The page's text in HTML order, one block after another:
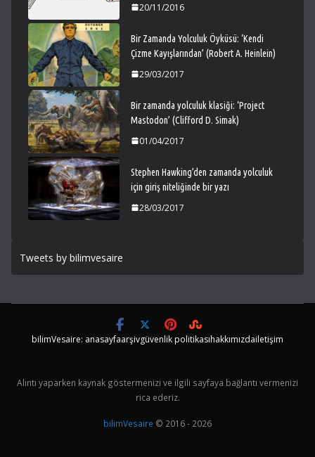
20/11/2016
Bir Zamanda Yolculuk Öyküsü: ‘Kendi
Çizme Kayışlarından’ (Robert A. Heinlein)
29/03/2017
Bir zamanda yolculuk klasiği: ‘Project
Mastodon’ (Clifford D. Simak)
01/04/2017
Stephen Hawking’den zamanda yolculuk
için giriş niteliğinde bir yazı
28/03/2017
Tweets by bilimvesaire
bilimVesaire: anasayfaarşivgüvenlik politikasıhakkımızdailetişim
Alıntı yaparken kaynak göstermenizi ve ilgili sayfaya bağlantı vermenizi
rica ederiz.
bilimVesaire © 2016 - 2026